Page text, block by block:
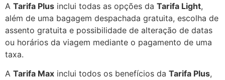
A Tarifa Plus inclui todas as opções da Tarifa Light,
além de uma bagagem despachada gratuita, escolha de
assento gratuita e possibilidade de alteração de datas
ou horários da viagem mediante o pagamento de uma
taxa.
A Tarifa Max inclui todos os benefícios da Tarifa Plus,